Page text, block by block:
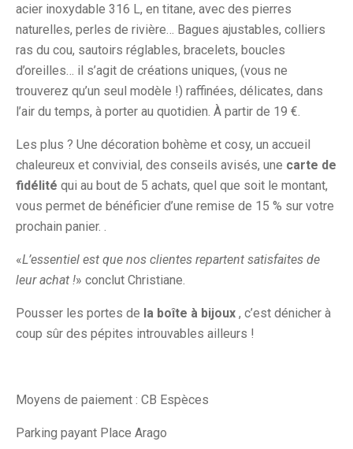
acier inoxydable 316 L, en titane, avec des pierres
naturelles, perles de rivière… Bagues ajustables, colliers
ras du cou, sautoirs réglables, bracelets, boucles
d’oreilles… il s’agit de créations uniques, (vous ne
trouverez qu’un seul modèle !) raffinées, délicates, dans
l’air du temps, à porter au quotidien. À partir de 19 €.
Les plus ? Une décoration bohème et cosy, un accueil
chaleureux et convivial, des conseils avisés, une carte de
fidélité qui au bout de 5 achats, quel que soit le montant,
vous permet de bénéficier d’une remise de 15 % sur votre
prochain panier. .
«L’essentiel est que nos clientes repartent satisfaites de
leur achat !» conclut Christiane.
Pousser les portes de la boîte à bijoux , c’est dénicher à
coup sûr des pépites introuvables ailleurs !
Moyens de paiement : CB Espèces
Parking payant Place Arago